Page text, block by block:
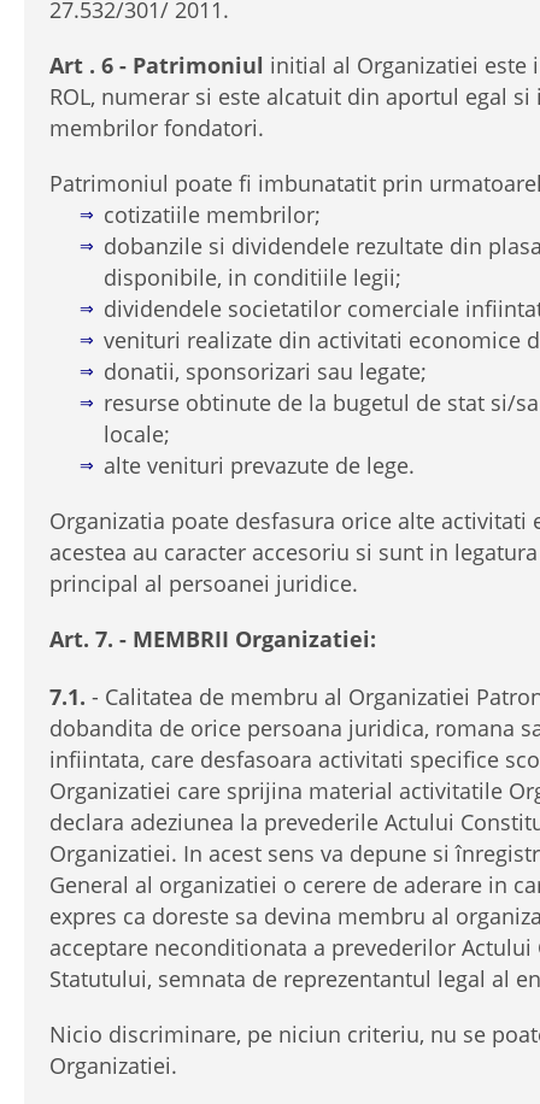
27.532/301/ 2011.
Art . 6 - Patrimoniul initial al Organizatiei este
ROL, numerar si este alcatuit din aportul egal
membrilor fondatori.
Patrimoniul poate fi imbunatatit prin
cotizatiile membrilor;
dobanzile si dividendele rezultate din
disponibile, in conditiile legii;
dividendele societatilor comerciale
venituri realizate din activitati economice
donatii, sponsorizari sau legate;
resurse obtinute de la bugetul de stat si/
locale;
alte venituri prevazute de lege.
Organizatia poate desfasura orice alte activitati
acestea au caracter accesoriu si sunt in
principal al persoanei juridice.
Art. 7. - MEMBRII Organizatiei:
7.1. - Calitatea de membru al Organizatiei
dobandita de orice persoana juridica, romana
infiintata, care desfasoara activitati specifice
Organizatiei care sprijina material activitatile
declara adeziunea la prevederile Actului
Organizatiei. In acest sens va depune si
General al organizatiei o cerere de aderare in
expres ca doreste sa devina membru al
acceptare neconditionata a prevederilor Actului
Statutului, semnata de reprezentantul legal al
Nicio discriminare, pe niciun criteriu, nu se
Organizatiei.